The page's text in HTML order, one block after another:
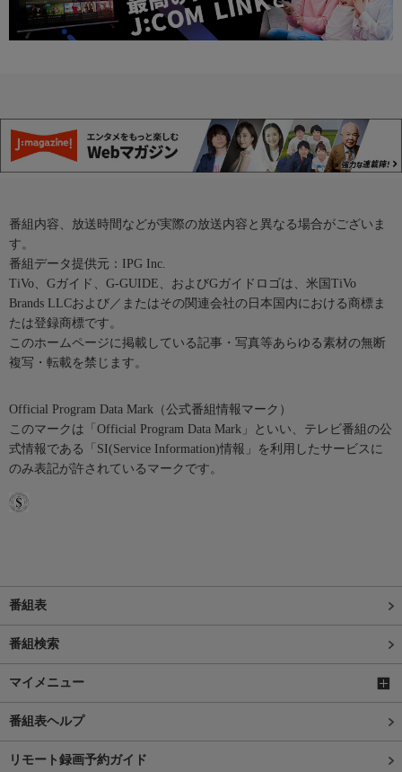
番組内容、放送時間などが実際の放送内容と異なる場合がございま
す。
番組データ提供元：IPG Inc.
TiVo、Gガイド、G-GUIDE、およびGガイドロゴは、米国TiVo
Brands LLCおよび／またはその関連会社の日本国内における商標ま
たは登録商標です。
このホームページに掲載している記事・写真等あらゆる素材の無断
複写・転載を禁じます。
Official Program Data Mark（公式番組情報マーク）
このマークは「Official Program Data Mark」といい、テレビ番組の公
式情報である「SI(Service Information)情報」を利用したサービスに
のみ表記が許されているマークです。
番組表
番組検索
マイメニュー
番組表ヘルプ
リモート録画予約ガイド